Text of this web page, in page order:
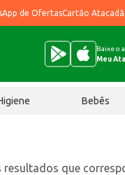
de OfertasCartão
Baixe o
Meu
Bebês
que